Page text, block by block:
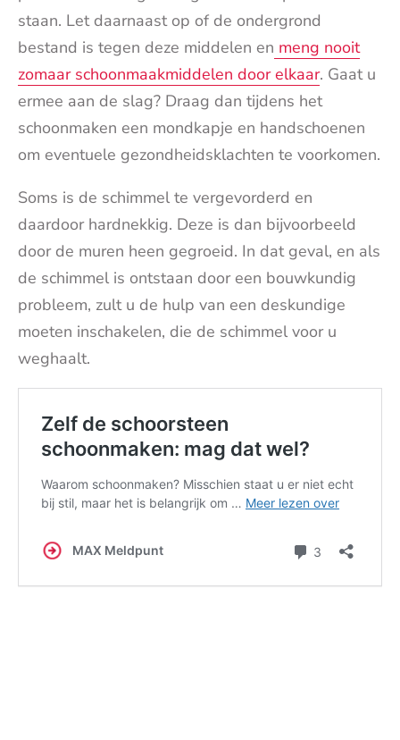
staan. Let daarnaast op of de ondergrond
bestand is tegen deze middelen en meng nooit
zomaar schoonmaakmiddelen door elkaar. Gaat u
ermee aan de slag? Draag dan tijdens het
schoonmaken een mondkapje en handschoenen
om eventuele gezondheidsklachten te voorkomen.
Soms is de schimmel te vergevorderd en
daardoor hardnekkig. Deze is dan bijvoorbeeld
door de muren heen gegroeid. In dat geval, en als
de schimmel is ontstaan door een bouwkundig
probleem, zult u de hulp van een deskundige
moeten inschakelen, die de schimmel voor u
weghaalt.